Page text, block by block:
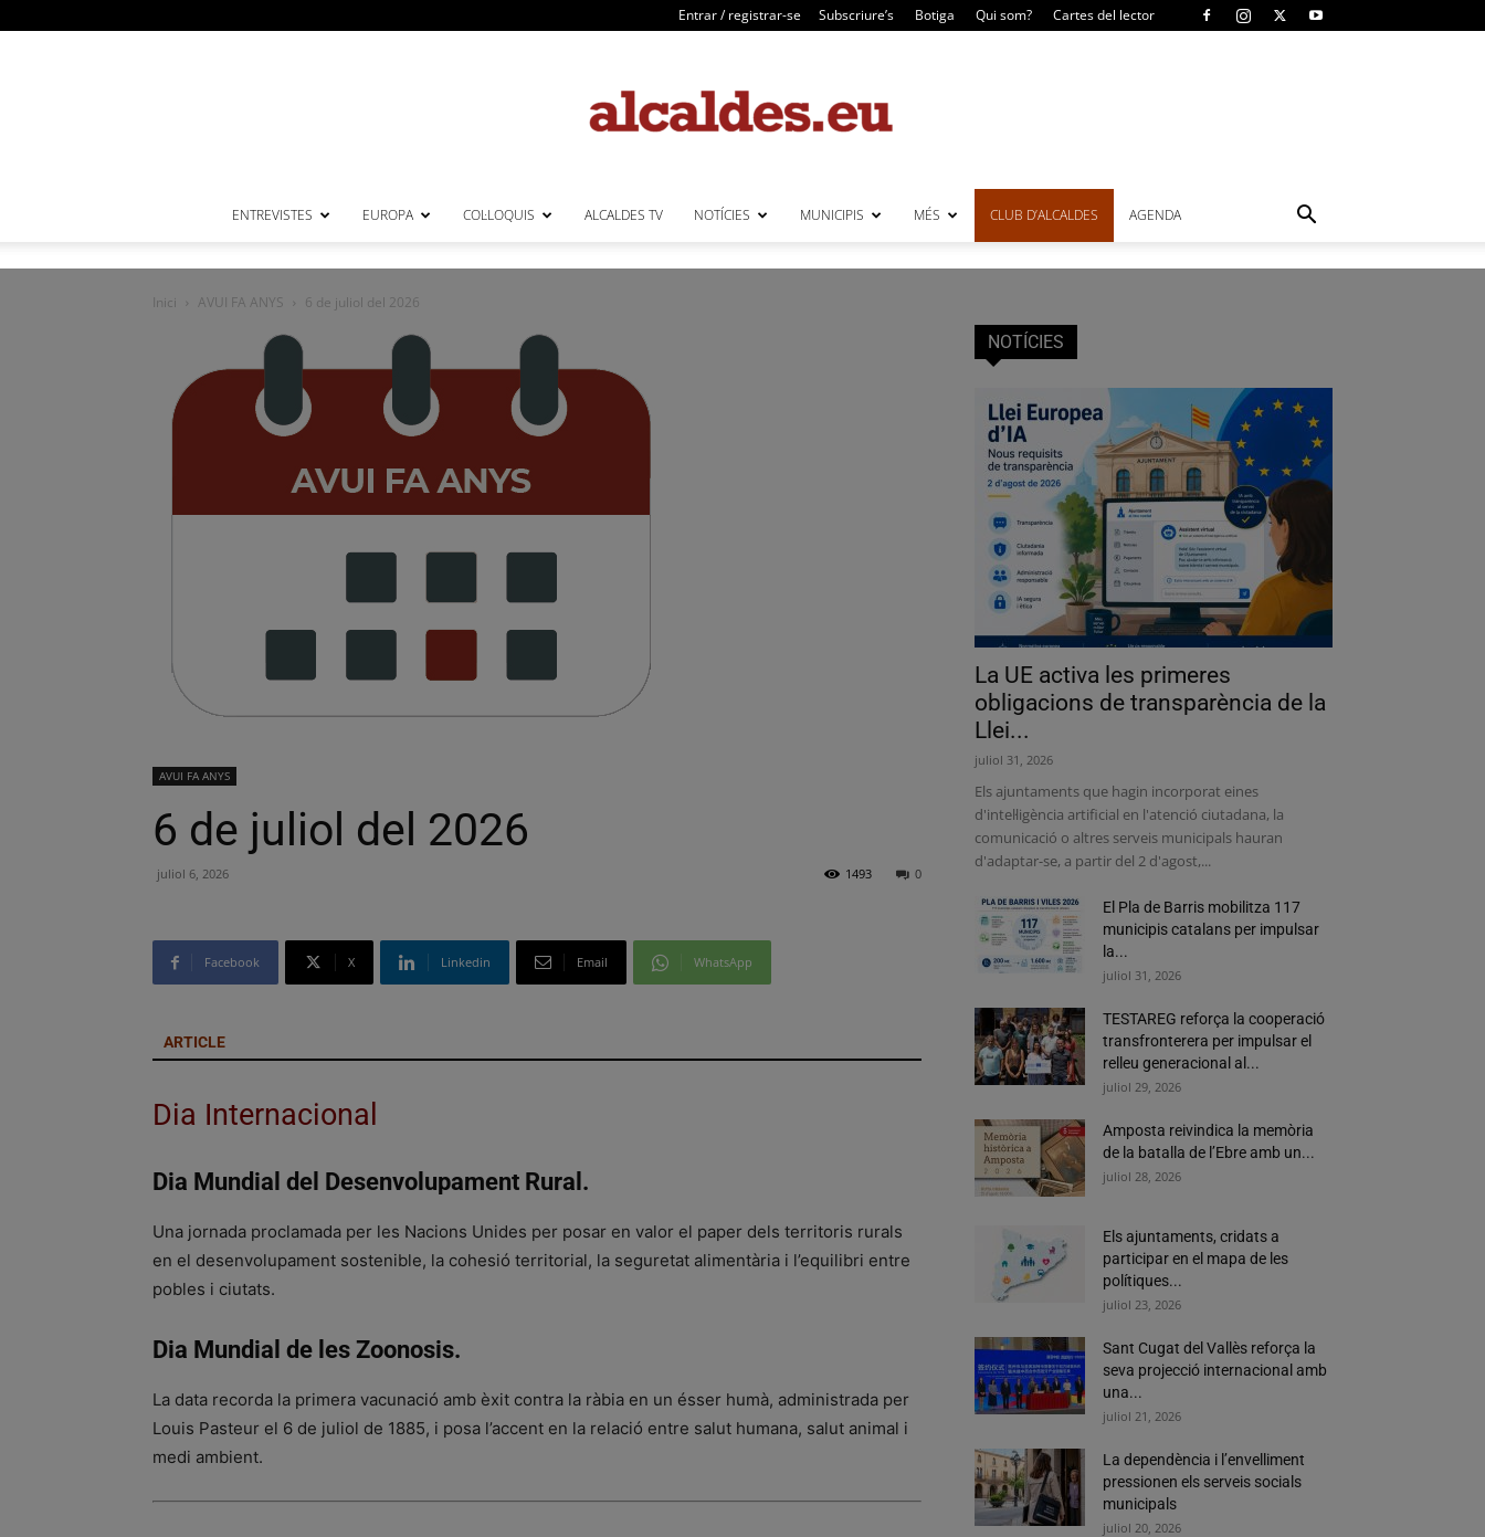
Entrar / registrar-se Subscriure’s Botiga Qui som? Cartes del lector
ENTREVISTES EUROPA COL·LOQUIS ALCALDES TV NOTÍCIES MUNICIPIS MÉS CLUB D’ALCALDES AGENDA
Inici AVUI FA ANYS 6 de juliol del 2026
AVUI FA ANYS
6 de juliol del 2026
juliol 6, 2026 0
1493
Facebook X Linkedin Email WhatsApp
ARTICLE
Dia Internacional
Dia Mundial del Desenvolupament Rural.
Una jornada proclamada per les Nacions Unides per posar en valor el paper dels territoris rurals
en el desenvolupament sostenible, la cohesió territorial, la seguretat alimentària i l’equilibri entre
pobles i ciutats.
Dia Mundial de les Zoonosis.
La data recorda la primera vacunació amb èxit contra la ràbia en un ésser humà, administrada per
Louis Pasteur el 6 de juliol de 1885, i posa l’accent en la relació entre salut humana, salut animal i
medi ambient.
NOTÍCIES
La UE activa les primeres
obligacions de transparència de la
Llei...
juliol 31, 2026
Els ajuntaments que hagin incorporat eines
d'intel·ligència artificial en l'atenció ciutadana, la
comunicació o altres serveis municipals hauran
d'adaptar-se, a partir del 2 d'agost,...
El Pla de Barris mobilitza 117
municipis catalans per impulsar
la...
juliol 31, 2026
TESTAREG reforça la cooperació
transfronterera per impulsar el
relleu generacional al...
juliol 29, 2026
Amposta reivindica la memòria
de la batalla de l’Ebre amb un...
juliol 28, 2026
Els ajuntaments, cridats a
participar en el mapa de les
polítiques...
juliol 23, 2026
Sant Cugat del Vallès reforça la
seva projecció internacional amb
una...
juliol 21, 2026
La dependència i l’envelliment
pressionen els serveis socials
municipals
juliol 20, 2026